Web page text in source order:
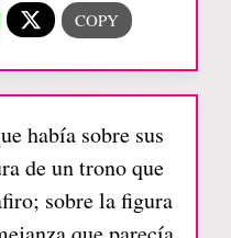
había sobre sus
de un trono que
sobre la figura